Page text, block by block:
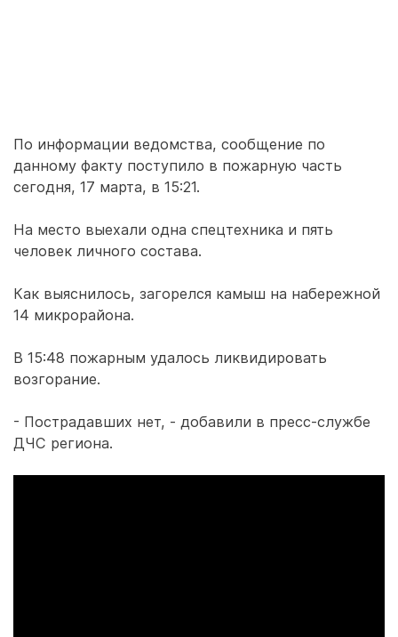
По информации ведомства, сообщение по
данному факту поступило в пожарную часть
сегодня, 17 марта, в 15:21.
На место выехали одна спецтехника и пять
человек личного состава.
Как выяснилось, загорелся камыш на набережной
14 микрорайона.
В 15:48 пожарным удалось ликвидировать
возгорание.
- Пострадавших нет, - добавили в пресс-службе
ДЧС региона.